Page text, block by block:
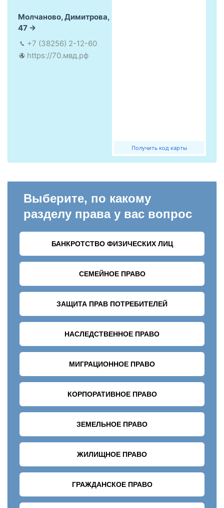
Получить код карты
Молчаново, Димитрова,
47
+7 (38256) 2-12-60
https://70.мвд.рф